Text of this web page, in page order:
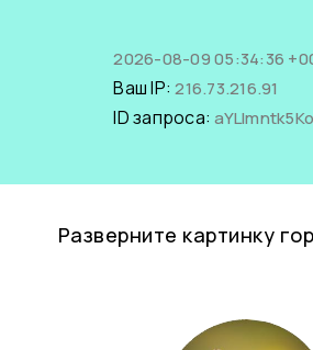
2026-08-09 05:34:36
Ваш IP:216.73.216.91
ID запроса:
Разверните картинку